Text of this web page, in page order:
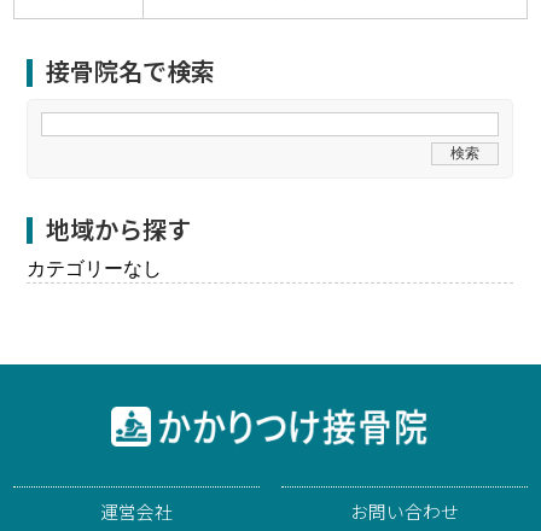
接骨院名で検索
地域から探す
カテゴリーなし
運営会社 お問い合わせ